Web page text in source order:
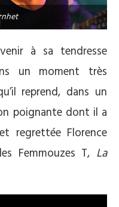
à sa tendresse
un moment très
reprend, dans un
poignante dont il a
regrettée Florence
Femmouzes T, La